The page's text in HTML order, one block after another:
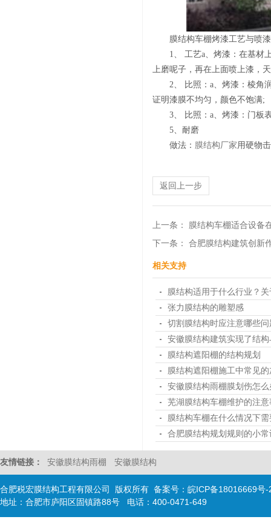
膜结构车棚烤漆工艺与喷
1、 工艺a、烤漆：在基材
上磨呢子，再在上面喷上漆，
2、 比照：a、烤漆：棱角
证明漆膜不均匀，颜色不饱满;
3、 比照：a、烤漆：门板
5、耐磨
做法： 膜结构厂家用硬物
返回上一步
上一条： 膜结构车棚适合设备
下一条： 合肥膜结构建筑创新
相关支持
膜结构适用于什么行业？
张力膜结构的雕塑感
切割膜结构时应注意哪些问
安徽膜结构建筑实现了结
膜结构遮阳棚的结构规划
膜结构遮阳棚施工中常见
安徽膜结构雨棚膜划伤怎么
芜湖膜结构车棚维护的注
膜结构车棚在什么情况下
合肥膜结构规划规则的小常
友情链接： 安徽膜结构雨棚 安徽膜结构
合肥税宏膜结构工程有限公司 版权所有 备案号： 皖ICP备18016669号-
地址：合肥市庐阳区固镇路88号 电话：400-0471-649